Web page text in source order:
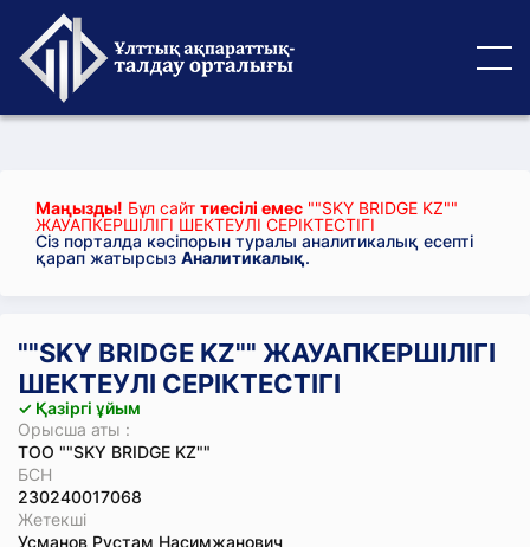
Маңызды! Бұл сайт тиесілі емес ""SKY BRIDGE KZ""
ЖАУАПКЕРШІЛІГІ ШЕКТЕУЛІ СЕРІКТЕСТІГІ
Сіз порталда кәсіпорын туралы аналитикалық есепті
қарап жатырсыз Аналитикалық.
""SKY BRIDGE KZ"" ЖАУАПКЕРШІЛІГІ
ШЕКТЕУЛІ СЕРІКТЕСТІГІ
✓ Қазіргі ұйым
Орысша аты :
ТОО ""SKY BRIDGE KZ""
БСН
230240017068
Жетекші
Усманов Рустам Насимжанович